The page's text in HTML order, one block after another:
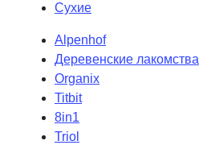
Сухие
Alpenhof
Деревенские лакомства
Organix
Titbit
8in1
Triol